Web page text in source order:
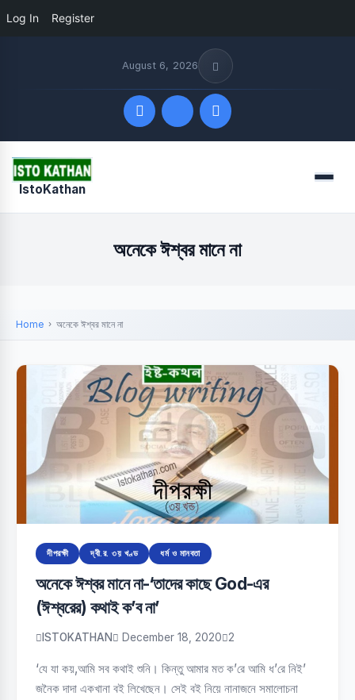
Log In Register
August 6, 2026
Quick Links
IstoKathan Menu
অনেকে ঈশ্বর মানে না
Home অনেকে ঈশ্বর মানে না
দীপরক্ষী দ্বী.র. ৩য় খণ্ড ধর্ম ও মানবতা
অনেকে ঈশ্বর মানে না-‘তাদের কাছে God-এর
(ঈশ্বরের) কথাই ক’ব না’
ISTOKATHAN December 18, 2020 2
‘যে যা কয়,আমি সব কথাই শুনি। কিন্তু আমার মত ক’রে আমি ধ’রে নিই’
জনৈক দাদা একখানা বই লিখেছেন। সেই বই নিয়ে নানাজনে সমালোচনা